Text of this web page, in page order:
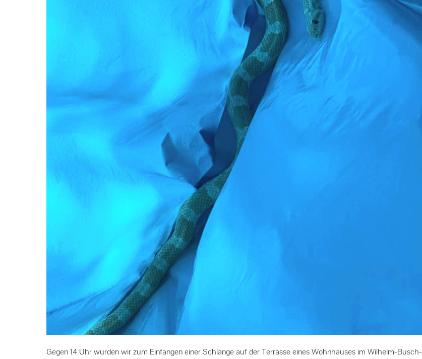
Gegen 14 Uhr wurden wir zum Einfangen einer Schlange auf der Terrasse eines Wohnhauses im Wilhelm-Busch-